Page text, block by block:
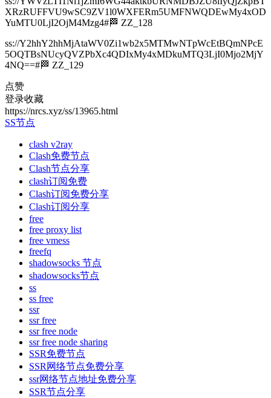
XRzRUFFVU9wSC9ZV1l0WXFERm5UMFNWQDEwMy4xOD
YuMTU0LjI2OjM4Mzg4#🏁 ZZ_128
ss://Y2hhY2hhMjAtaWV0Zi1wb2x5MTMwNTpWcEtBQmNPcE
5OQTBsNUcyQVZPbXc4QDIxMy4xMDkuMTQ3LjI0Mjo2MjY
4NQ==#🏁 ZZ_129
点赞
登录收藏
https://nrcs.xyz/ss/13965.html
SS节点
clash v2ray
Clash免费节点
Clash节点分享
clash订阅免费
Clash订阅免费分享
Clash订阅分享
free
free proxy list
free vmess
freefq
shadowsocks 节点
shadowsocks节点
ss
ss free
ssr
ssr free
ssr free node
ssr free node sharing
SSR免费节点
SSR网络节点免费分享
ssr网络节点地址免费分享
SSR节点分享